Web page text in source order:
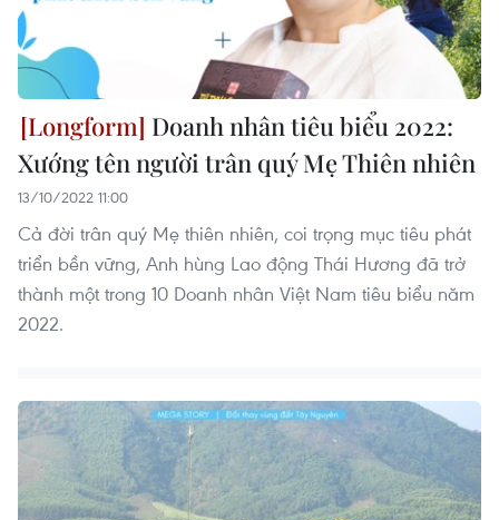
Doanh nhân tiêu biểu 2022:
Xướng tên người trân quý Mẹ Thiên nhiên
13/10/2022 11:00
Cả đời trân quý Mẹ thiên nhiên, coi trọng mục tiêu phát
triển bền vững, Anh hùng Lao động Thái Hương đã trở
thành một trong 10 Doanh nhân Việt Nam tiêu biểu năm
2022.